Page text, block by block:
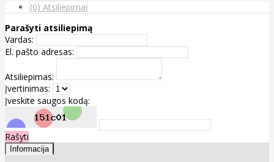
(0) Atsiliepimai
Parašyti atsiliepimą
Vardas:
El. pašto adresas:
Atsiliepimas:
Įvertinimas:
Įveskite saugos kodą:
Rašyti
Informacija